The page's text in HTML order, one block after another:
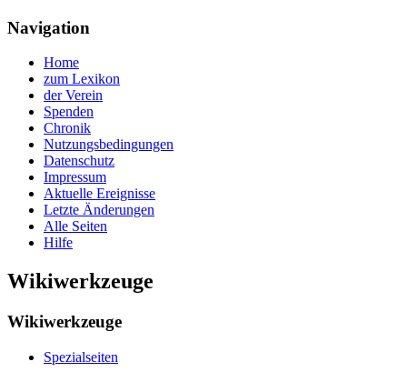
Navigation
Home
zum Lexikon
der Verein
Spenden
Chronik
Nutzungsbedingungen
Datenschutz
Impressum
Aktuelle Ereignisse
Letzte Änderungen
Alle Seiten
Hilfe
Wikiwerkzeuge
Wikiwerkzeuge
Spezialseiten